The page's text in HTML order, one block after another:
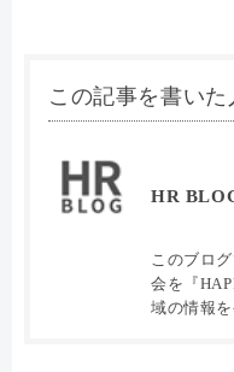
この記事を書いた
HR
このブロ
会を『
域の情報を